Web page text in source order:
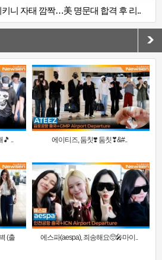
키니 자태 깜짝…美 명문대 합격 후 리..
🎵 .. 에이티즈, 둠칫❣️ 둠칫❣&#..
(출
에스파(aespa), 죄송해요🥺🎤마이..